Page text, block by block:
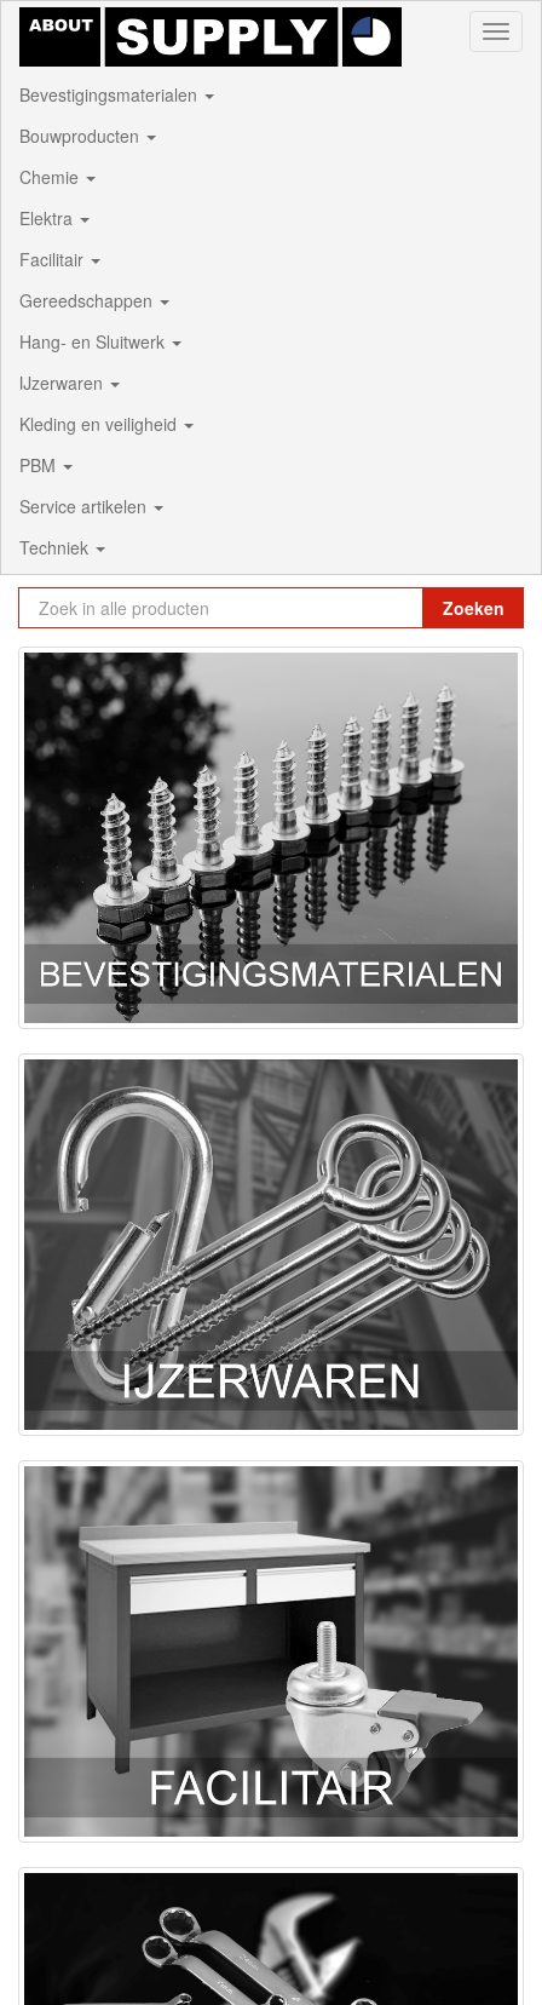
Bevestigingsmaterialen
Bouwproducten
Chemie
Elektra
Facilitair
Gereedschappen
Hang- en Sluitwerk
IJzerwaren
Kleding en veiligheid
PBM
Service artikelen
Techniek
Zoeken